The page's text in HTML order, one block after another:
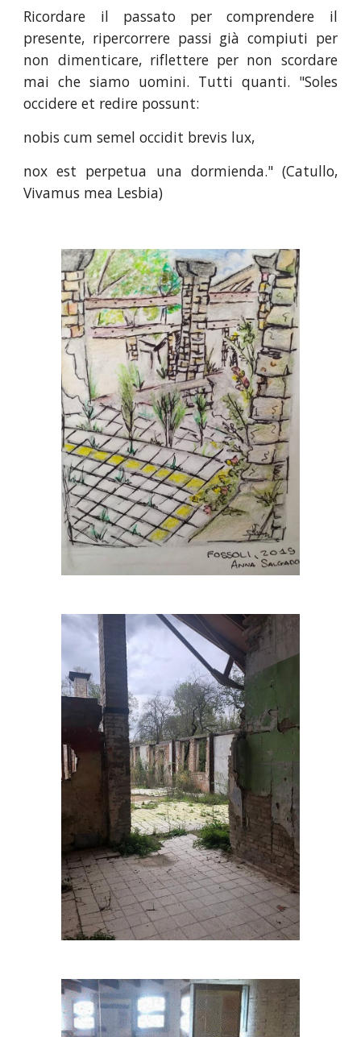
Ricordare il passato per comprendere il
presente, ripercorrere passi già compiuti per
non dimenticare, riflettere per non scordare
mai che siamo uomini. Tutti quanti. "Soles
occidere et redire possunt:
nobis cum semel occidit brevis lux,
nox est perpetua una dormienda." (Catullo,
Vivamus mea Lesbia)